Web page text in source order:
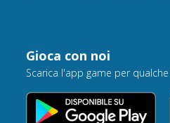
Gioca con noi
Scarica l'app game per